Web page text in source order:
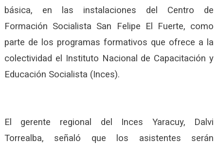
básica, en las instalaciones del Centro de
Formación Socialista San Felipe El Fuerte, como
parte de los programas formativos que ofrece a la
colectividad el Instituto Nacional de Capacitación y
Educación Socialista (Inces).
El gerente regional del Inces Yaracuy, Dalvi
Torrealba, señaló que los asistentes serán